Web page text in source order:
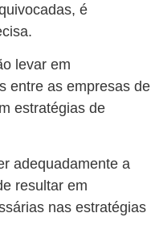
é
levar em
entre as empresas de
estratégias de
adequadamente a
resultar em
nas estratégias